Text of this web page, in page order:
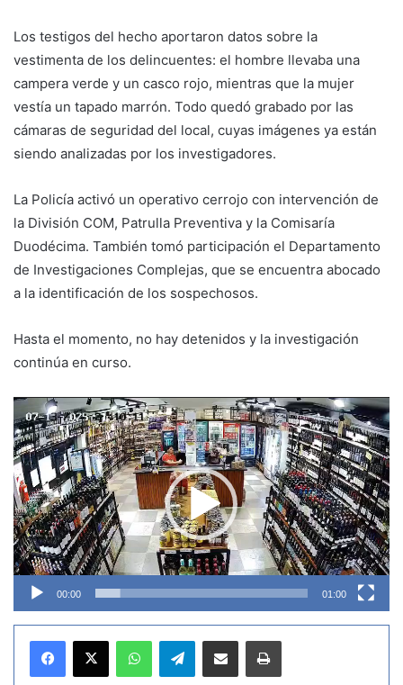
Los testigos del hecho aportaron datos sobre la
vestimenta de los delincuentes: el hombre llevaba una
campera verde y un casco rojo, mientras que la mujer
vestía un tapado marrón. Todo quedó grabado por las
cámaras de seguridad del local, cuyas imágenes ya están
siendo analizadas por los investigadores.
La Policía activó un operativo cerrojo con intervención de
la División COM, Patrulla Preventiva y la Comisaría
Duodécima. También tomó participación el Departamento
de Investigaciones Complejas, que se encuentra abocado
a la identificación de los sospechosos.
Hasta el momento, no hay detenidos y la investigación
continúa en curso.
Reproductor
de
vídeo
00:00 01:00
Telegram